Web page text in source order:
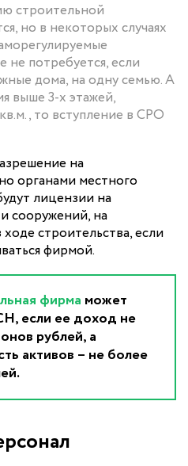
строительной
но в некоторых случаях
не потребуется, если
дома, на одну семью. А
выше 3-х этажей,
то вступление в СРО
на
органами местного
лицензии на
сооружений, на
строительства, если
фирмой.
фирма может
если ее доход не
рублей, а
активов – не более